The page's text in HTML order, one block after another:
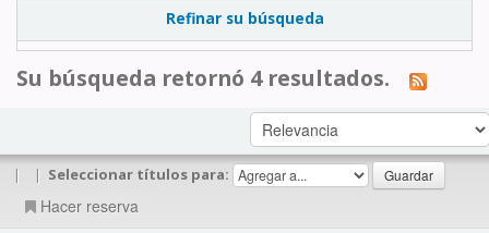
Refinar su búsqueda
Su búsqueda retornó 4 resultados.
| | Seleccionar títulos para:
Hacer reserva